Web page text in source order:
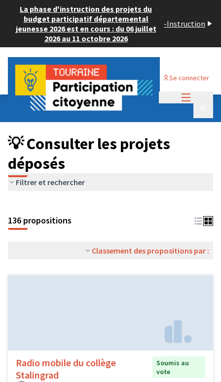
La phase d'instruction des projets du
budget participatif départemental
jeunesse 2026 est en cours : du 06 juillet
2026 au 11 octobre 2026
-Instruction
Se connecter
Budget Participatif JEUNESSE 2024
💡 Consulter les projets déposés
💡 Consulter les projets
déposés
Filtrer et rechercher
136 propositions
Classement des propositions par :
Radio mobile du collège
Stalingrad
Soumis au
vote